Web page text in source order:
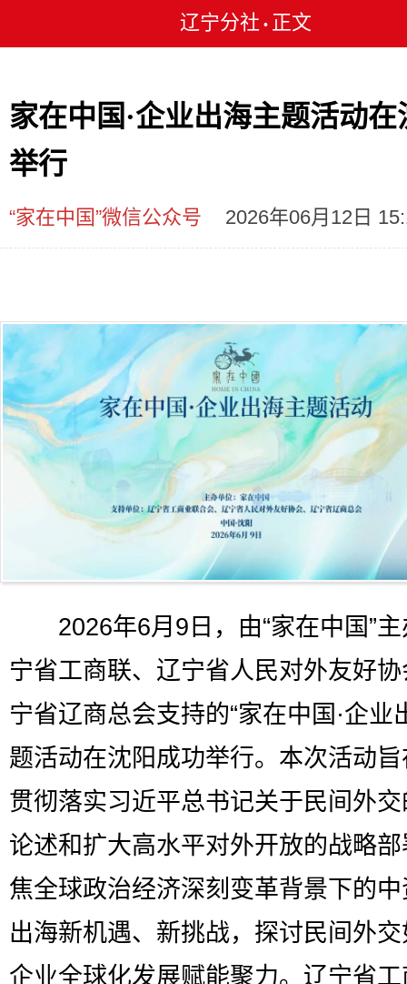
辽宁分社 • 正文
家在中国·企业出海主题活动在
举行
“家在中国”微信公众号 2026年06月12日
2026年6月9日，由“家在中国”主
宁省工商联、辽宁省人民对外友好
宁省辽商总会支持的“家在中国·企业
题活动在沈阳成功举行。本次活动
贯彻落实习近平总书记关于民间外
论述和扩大高水平对外开放的战略
焦全球政治经济深刻变革背景下的
出海新机遇、新挑战，探讨民间外
企业全球化发展赋能聚力。辽宁省